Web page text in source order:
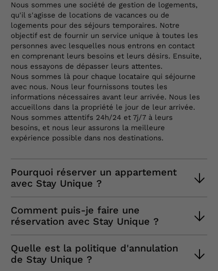
Nous sommes une société de gestion de logements,
qu'il s'agisse de locations de vacances ou de
logements pour des séjours temporaires. Notre
objectif est de fournir un service unique à toutes les
personnes avec lesquelles nous entrons en contact
en comprenant leurs besoins et leurs désirs. Ensuite,
nous essayons de dépasser leurs attentes.
Nous sommes là pour chaque locataire qui séjourne
avec nous. Nous leur fournissons toutes les
informations nécessaires avant leur arrivée. Nous les
accueillons dans la propriété le jour de leur arrivée.
Nous sommes attentifs 24h/24 et 7j/7 à leurs
besoins, et nous leur assurons la meilleure
expérience possible dans nos destinations.
Pourquoi réserver un appartement
avec Stay Unique ?
services à vos besoins. Nous vous demanderons
pourquoi vous visitez la destination choisie afin de
vous avez besoin d'aide, il vous suffit de nous
appeler ou de nous envoyer un message et nous
vous répondrons immédiatement. Vous pouvez même
Comment puis-je faire une
réservation avec Stay Unique ?
vérifier la disponibilité de nos propriétés pour les
dates que vous recherchez. Ensuite, appliquez des
Quelle est la politique d'annulation
de Stay Unique ?